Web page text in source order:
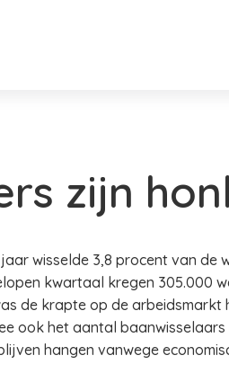
zijn
wisselde 3,8 procent van de
kwartaal kregen 305.000
de krapte op de
ook het aantal
hangen vanwege